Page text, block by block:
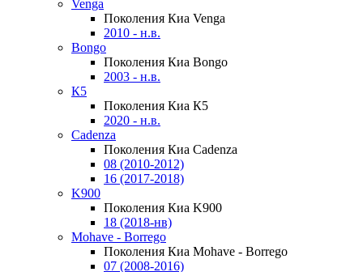
Venga
Поколения Киа Venga
2010 - н.в.
Bongo
Поколения Киа Bongo
2003 - н.в.
К5
Поколения Киа К5
2020 - н.в.
Cadenza
Поколения Киа Cadenza
08 (2010-2012)
16 (2017-2018)
K900
Поколения Киа K900
18 (2018-нв)
Mohave - Borrego
Поколения Киа Mohave - Borrego
07 (2008-2016)